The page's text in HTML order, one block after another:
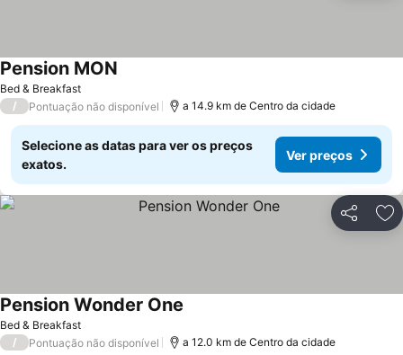
Bed & Breakfast
Pension MON
/ Pontuação não disponível a 14.9 km de Centro da cidade
Selecione as datas para ver os preços
exatos.
Ver preços
Partilhar
Bed & Breakfast
Pension Wonder One
/ Pontuação não disponível a 12.0 km de Centro da cidade